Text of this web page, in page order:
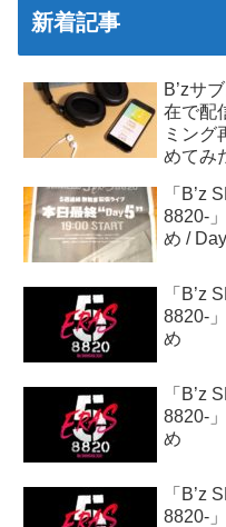
新着記事
B’zサ
在で配
ミング
めてみ
「B’z
8820-
め /
「B’z
8820-
め
「B’z
8820-
め
「B’z
8820-